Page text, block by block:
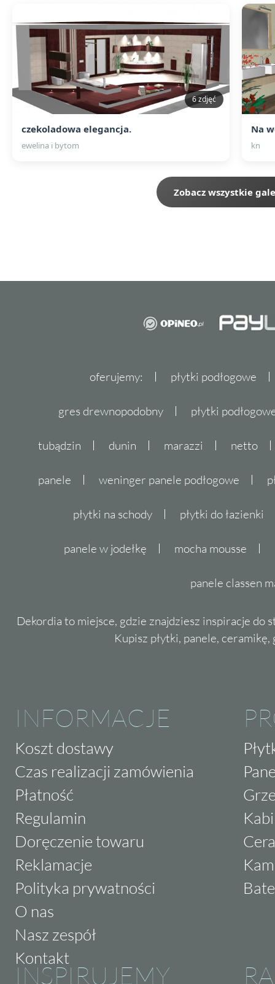
6 zdjęć
czekoladowa elegancja.
ewelina i bytom
Na
kn
Zobacz wszystkie
oferujemy: płytki podłogowe
gres drewnopodobny płytki
tubądzin dunin marazzi netto
panele weninger panele podłogowe
płytki na schody płytki do łazienki
panele w jodełkę mocha mousse
panele classen
Dekordia to miejsce, gdzie znajdziesz inspiracje do
Kupisz płytki, panele,
INFORMACJE
Koszt dostawy
Czas realizacji zamówienia
Płatność
Regulamin
Doręczenie towaru
Reklamacje
Polityka prywatności
O nas
Nasz zespół
Kontakt
INSPIRUJEMY